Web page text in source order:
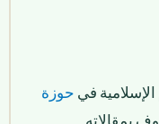
في حوزة
بمقالاته